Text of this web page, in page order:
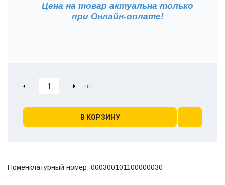
Цена на товар актуальна только
при Онлайн-оплате!
В КОРЗИНУ
Номенклатурный номер: 000300101100000030